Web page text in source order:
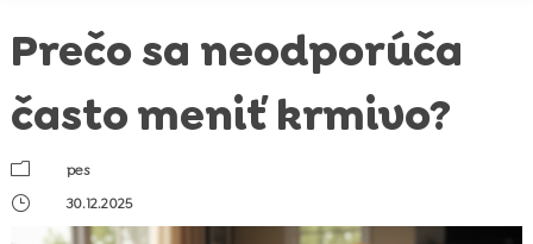
Prečo sa neodporúča
často meniť krmivo?
m
pes
}
30.12.2025